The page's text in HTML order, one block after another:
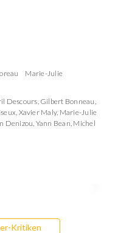
Marie-Julie
Descours, Gilbert Bonneau,
, Xavier Maly, Marie-Julie
Denizou, Yann Bean, Michel
Kritiken